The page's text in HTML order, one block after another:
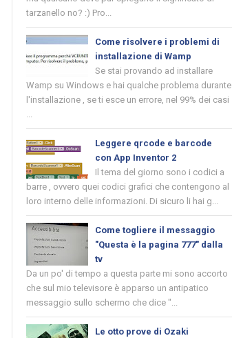
tarzanello no? :) Pro...
Come risolvere i problemi di
installazione di Wamp
Se stai provando ad installare
Wamp su Windows e hai qualche problema durante
l'installazione , se ti esce un errore, nel 99% dei casi
...
Leggere qrcode e barcode
con App Inventor 2
Il tema del giorno sono i codici a
barre , ovvero quei codici grafici che contengono al
loro interno delle informazioni. Di sicuro li hai g...
Come togliere il messaggio
"Questa è la pagina 777" dalla
tv
Da un po' di tempo a questa parte mi sono accorto
che sul mio televisore è apparso un antipatico
messaggio sullo schermo che dice "...
Le otto prove di Ozaki